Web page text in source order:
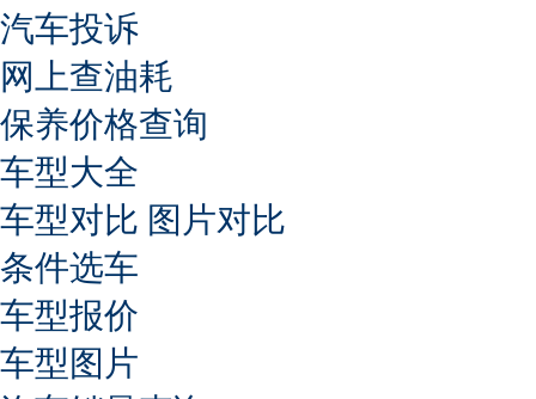
汽车投诉
网上查油耗
保养价格查询
车型大全
车型对比 图片对比
条件选车
车型报价
车型图片